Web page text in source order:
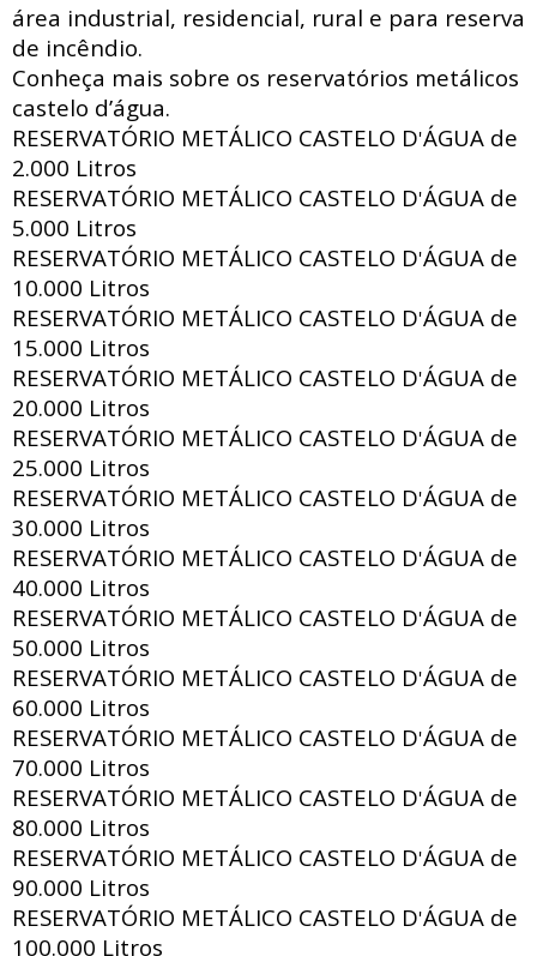
área industrial, residencial, rural e para reserva
de incêndio.
Conheça mais sobre os reservatórios metálicos
castelo d’água.
RESERVATÓRIO METÁLICO CASTELO D'ÁGUA de
2.000 Litros
RESERVATÓRIO METÁLICO CASTELO D'ÁGUA de
5.000 Litros
RESERVATÓRIO METÁLICO CASTELO D'ÁGUA de
10.000 Litros
RESERVATÓRIO METÁLICO CASTELO D'ÁGUA de
15.000 Litros
RESERVATÓRIO METÁLICO CASTELO D'ÁGUA de
20.000 Litros
RESERVATÓRIO METÁLICO CASTELO D'ÁGUA de
25.000 Litros
RESERVATÓRIO METÁLICO CASTELO D'ÁGUA de
30.000 Litros
RESERVATÓRIO METÁLICO CASTELO D'ÁGUA de
40.000 Litros
RESERVATÓRIO METÁLICO CASTELO D'ÁGUA de
50.000 Litros
RESERVATÓRIO METÁLICO CASTELO D'ÁGUA de
60.000 Litros
RESERVATÓRIO METÁLICO CASTELO D'ÁGUA de
70.000 Litros
RESERVATÓRIO METÁLICO CASTELO D'ÁGUA de
80.000 Litros
RESERVATÓRIO METÁLICO CASTELO D'ÁGUA de
90.000 Litros
RESERVATÓRIO METÁLICO CASTELO D'ÁGUA de
100.000 Litros